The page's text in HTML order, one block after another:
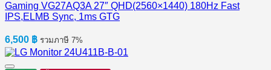
Gaming VG27AQ3A 27″ QHD(2560×1440) 180Hz Fast
IPS,ELMB Sync, 1ms GTG
6,500 ฿ รวมภาษี 7%